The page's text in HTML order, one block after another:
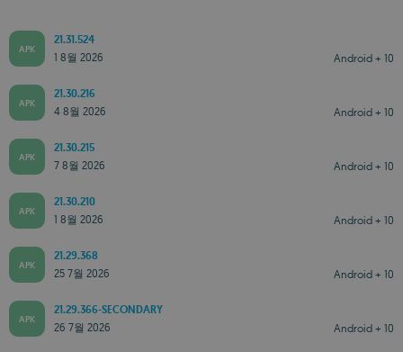
APK
21.31.524
Android + 10
1 8월 2026
APK
21.30.216
Android + 10
4 8월 2026
APK
21.30.215
Android + 10
7 8월 2026
APK
21.30.210
Android + 10
1 8월 2026
APK
21.29.368
Android + 10
25 7월 2026
APK
21.29.366-SECONDARY
Android + 10
26 7월 2026